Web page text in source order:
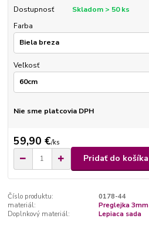
Dostupnosť
Skladom > 50 ks
Farba
Veľkosť
Nie sme platcovia DPH
59,90 €/ks
Pridať do košíka
Číslo produktu:
0178-44
materiál:
Preglejka 3mm
Doplnkový materiál:
Lepiaca sada